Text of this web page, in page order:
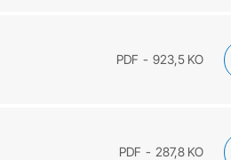
PDF 923,5 KO
PDF 287,8 KO